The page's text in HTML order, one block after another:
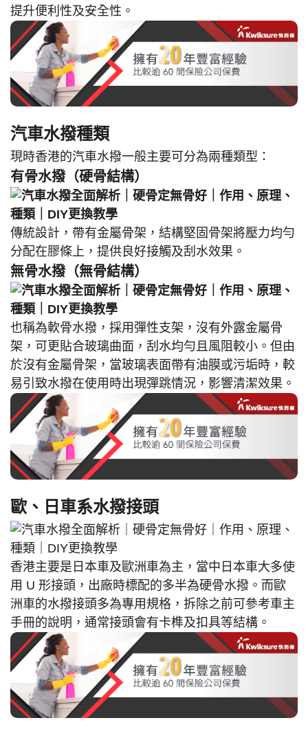
提升便利性及安全性。
汽車水撥種類
現時香港的汽車水撥一般主要可分為兩種類型：
有骨水撥（硬骨結構）
傳統設計，帶有金屬骨架，結構堅固骨架將壓力均勻
分配在膠條上，提供良好接觸及刮水效果。
無骨水撥（無骨結構）
也稱為軟骨水撥，採用彈性支架，沒有外露金屬骨
架，可更貼合玻璃曲面，刮水均勻且風阻較小。但由
於沒有金屬骨架，當玻璃表面帶有油膜或污垢時，較
易引致水撥在使用時出現彈跳情況，影響清潔效果。
歐、日車系水撥接頭
香港主要是日本車及歐洲車為主，當中日本車大多使
用 U 形接頭，出廠時標配的多半為硬骨水撥。而歐
洲車的水撥接頭多為專用規格，拆除之前可參考車主
手冊的說明，通常接頭會有卡榫及扣具等結構。